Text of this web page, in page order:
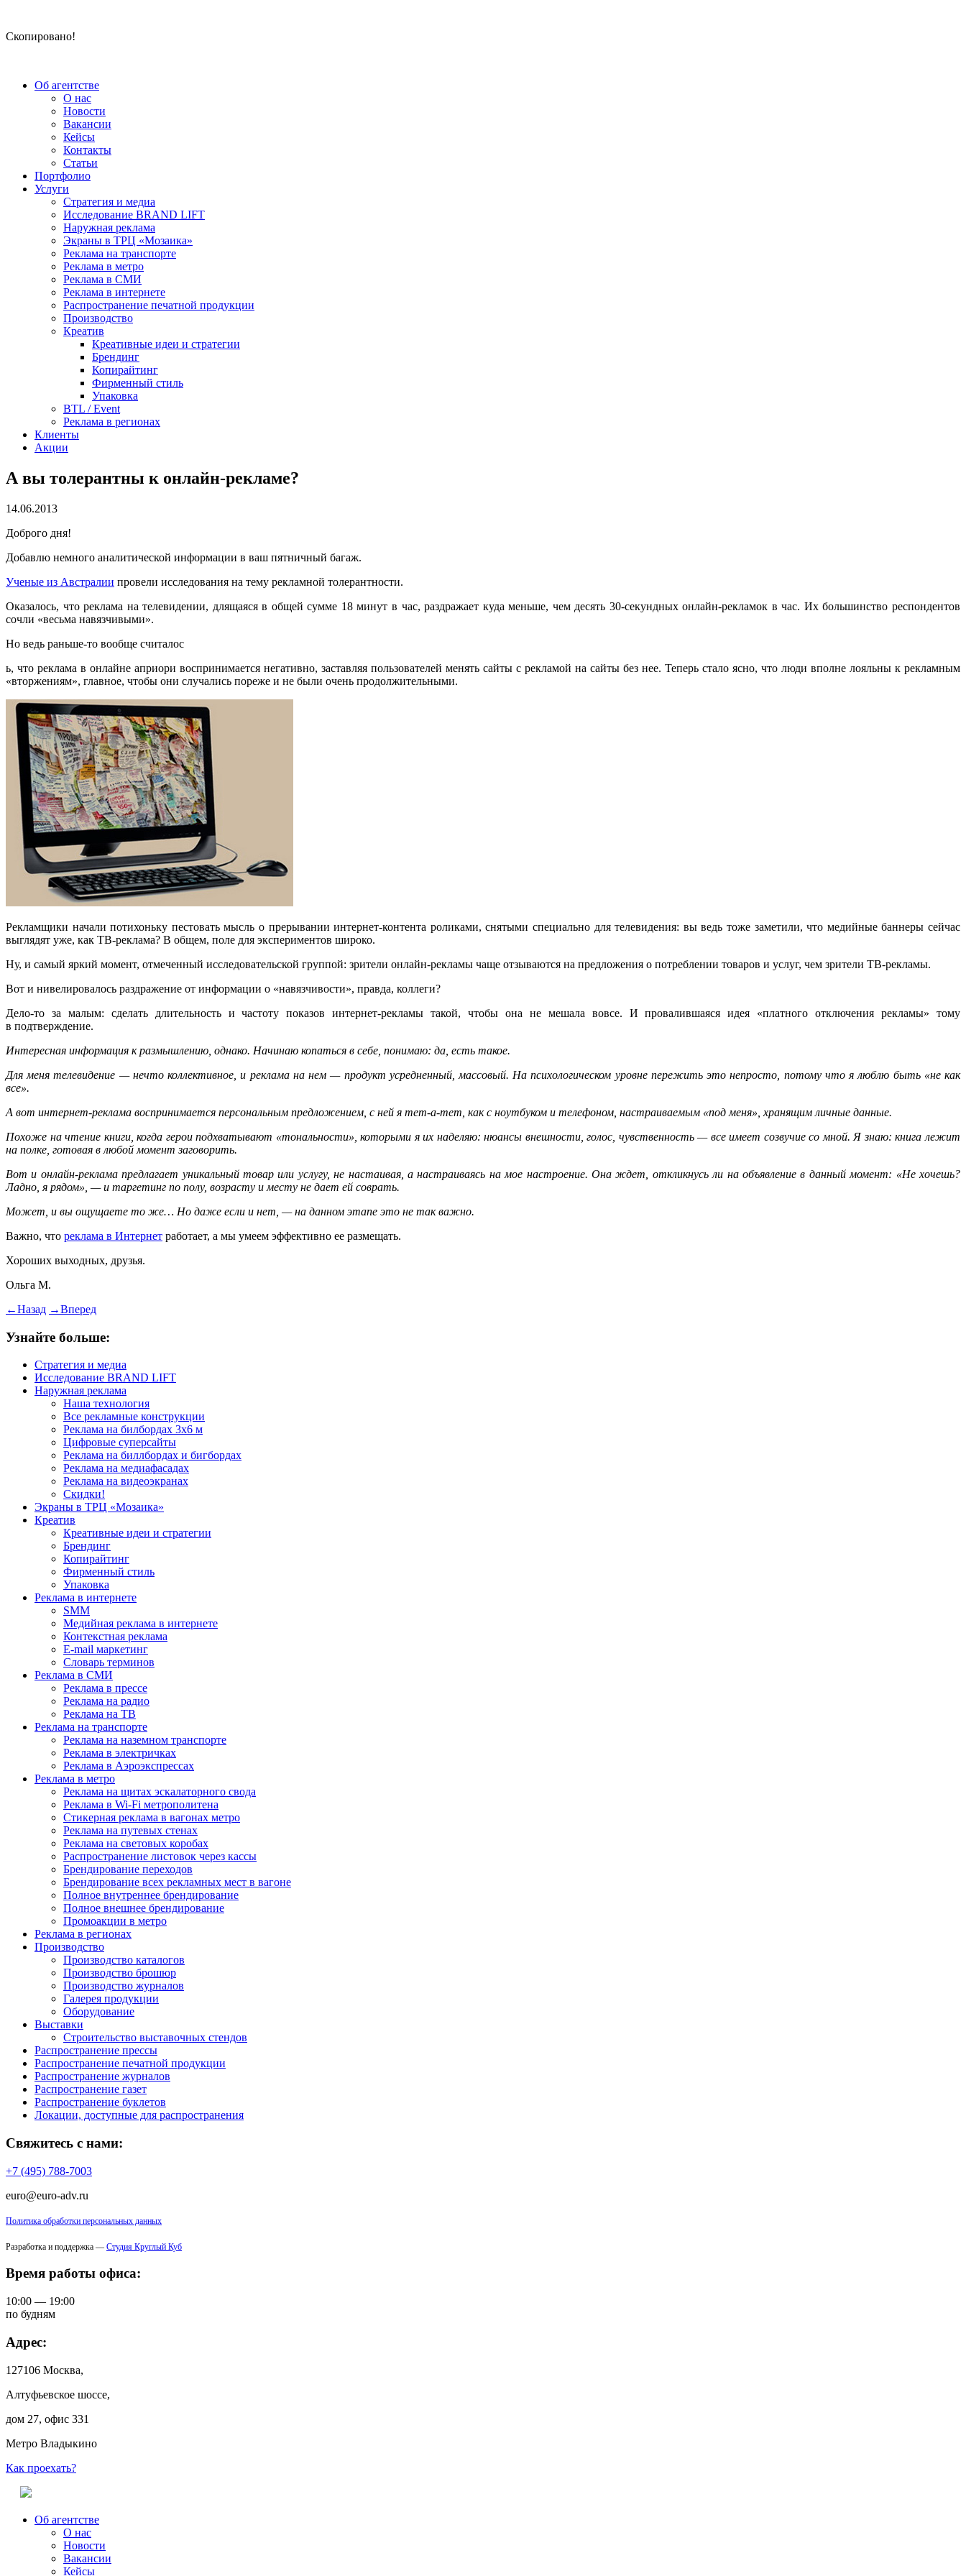
Скопировано!
Об агентстве
О нас
Новости
Вакансии
Кейсы
Контакты
Статьи
Портфолио
Услуги
Стратегия и медиа
Исследование BRAND LIFT
Наружная реклама
Экраны в ТРЦ «Мозаика»
Реклама на транспорте
Реклама в метро
Реклама в СМИ
Реклама в интернете
Распространение печатной продукции
Производство
Креатив
Креативные идеи и стратегии
Брендинг
Копирайтинг
Фирменный стиль
Упаковка
BTL / Event
Реклама в регионах
Клиенты
Акции
А вы толерантны к онлайн-рекламе?
14.06.2013
Доброго дня!
Добавлю немного аналитической информации в ваш пятничный багаж.
Ученые из Австралии провели исследования на тему рекламной толерантности.
Оказалось, что реклама на телевидении, длящаяся в общей сумме 18 минут в час, раздражает куда меньше, чем десять 30-секундных онлайн-рекламок в час. Их большинство респондентов
сочли «весьма навязчивыми».
Но ведь раньше-то вообще считалос
ь, что реклама в онлайне априори воспринимается негативно, заставляя пользователей менять сайты с рекламой на сайты без нее. Теперь стало ясно, что люди вполне лояльны к рекламным
«вторжениям», главное, чтобы они случались пореже и не были очень продолжительными.
Рекламщики начали потихоньку пестовать мысль о прерывании интернет-контента роликами, снятыми специально для телевидения: вы ведь тоже заметили, что медийные баннеры сейчас
выглядят уже, как ТВ-реклама? В общем, поле для экспериментов широко.
Ну, и самый яркий момент, отмеченный исследовательской группой: зрители онлайн-рекламы чаще отзываются на предложения о потреблении товаров и услуг, чем зрители ТВ-рекламы.
Вот и нивелировалось раздражение от информации о «навязчивости», правда, коллеги?
Дело-то за малым: сделать длительность и частоту показов интернет-рекламы такой, чтобы она не мешала вовсе. И провалившаяся идея «платного отключения рекламы» тому
в подтверждение.
Интересная информация к размышлению, однако. Начинаю копаться в себе, понимаю: да, есть такое.
Для меня телевидение — нечто коллективное, и реклама на нем — продукт усредненный, массовый. На психологическом уровне пережить это непросто, потому что я люблю быть «не как
все».
А вот интернет-реклама воспринимается персональным предложением, с ней я тет-а-тет, как с ноутбуком и телефоном, настраиваемым «под меня», хранящим личные данные.
Похоже на чтение книги, когда герои подхватывают «тональности», которыми я их наделяю: нюансы внешности, голос, чувственность — все имеет созвучие со мной. Я знаю: книга лежит
на полке, готовая в любой момент заговорить.
Вот и онлайн-реклама предлагает уникальный товар или услугу, не настаивая, а настраиваясь на мое настроение. Она ждет, откликнусь ли на объявление в данный момент: «Не хочешь?
Ладно, я рядом», — и таргетинг по полу, возрасту и месту не дает ей соврать.
Может, и вы ощущаете то же… Но даже если и нет, — на данном этапе это не так важно.
Важно, что реклама в Интернет работает, а мы умеем эффективно ее размещать.
Хороших выходных, друзья.
Ольга М.
←Назад →Вперед
Узнайте больше:
Стратегия и медиа
Исследование BRAND LIFT
Наружная реклама
Наша технология
Все рекламные конструкции
Реклама на билбордах 3х6 м
Цифровые суперсайты
Реклама на биллбордах и бигбордах
Реклама на медиафасадах
Реклама на видеоэкранах
Скидки!
Экраны в ТРЦ «Мозаика»
Креатив
Креативные идеи и стратегии
Брендинг
Копирайтинг
Фирменный стиль
Упаковка
Реклама в интернете
SMM
Медийная реклама в интернете
Контекстная реклама
E-mail маркетинг
Словарь терминов
Реклама в СМИ
Реклама в прессе
Реклама на радио
Реклама на ТВ
Реклама на транспорте
Реклама на наземном транспорте
Реклама в электричках
Реклама в Аэроэкспрессах
Реклама в метро
Реклама на щитах эскалаторного свода
Реклама в Wi-Fi метрополитена
Стикерная реклама в вагонах метро
Реклама на путевых стенах
Реклама на световых коробах
Распространение листовок через кассы
Брендирование переходов
Брендирование всех рекламных мест в вагоне
Полное внутреннее брендирование
Полное внешнее брендирование
Промоакции в метро
Реклама в регионах
Производство
Производство каталогов
Производство брошюр
Производство журналов
Галерея продукции
Оборудование
Выставки
Строительство выставочных стендов
Распространение прессы
Распространение печатной продукции
Распространение журналов
Распространение газет
Распространение буклетов
Локации, доступные для распространения
Свяжитесь с нами:
+7 (495) 788-7003
euro@euro-adv.ru
Политика обработки персональных данных
Разработка и поддержка — Студия Круглый Куб
Время работы офиса:
10:00 — 19:00
по будням
Адрес:
127106 Москва,
Алтуфьевское шоссе,
дом 27, офис 331
Метро Владыкино
Как проехать?
Об агентстве
О нас
Новости
Вакансии
Кейсы